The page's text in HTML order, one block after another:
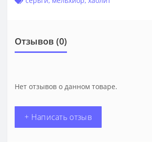
Отзывов (0)
Нет отзывов о данном товаре.
+ Написать отзыв